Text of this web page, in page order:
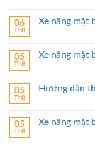
06
Th8
Xe nâng mặt
05
Th8
Xe nâng mặt
05
Th8
Hướng dẫn
05
Th8
Xe nâng mặt